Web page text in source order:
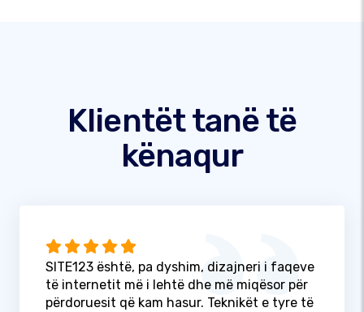
Klientët tanë të
kënaqur
SITE123 është, pa dyshim, dizajneri i faqeve
të internetit më i lehtë dhe më miqësor për
përdoruesit që kam hasur. Teknikët e tyre të